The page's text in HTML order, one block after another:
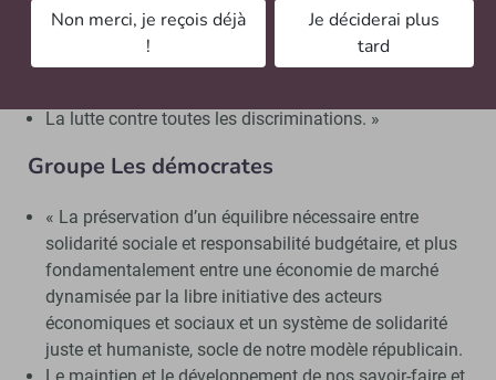
vrais droits au sein des entreprises. Nous porterons
avec force l’égalité salariale et l’amélioration générale
des conditions de travail pour tous les travailleuses et
La lutte contre toutes les discriminations. »
Groupe Les démocrates
« La préservation d’un équilibre nécessaire entre
solidarité sociale et responsabilité budgétaire, et plus
fondamentalement entre une économie de marché
dynamisée par la libre initiative des acteurs
économiques et sociaux et un système de solidarité
juste et humaniste, socle de notre modèle républicain.
Non merci, je reçois déjà
!
Je déciderai plus
tard